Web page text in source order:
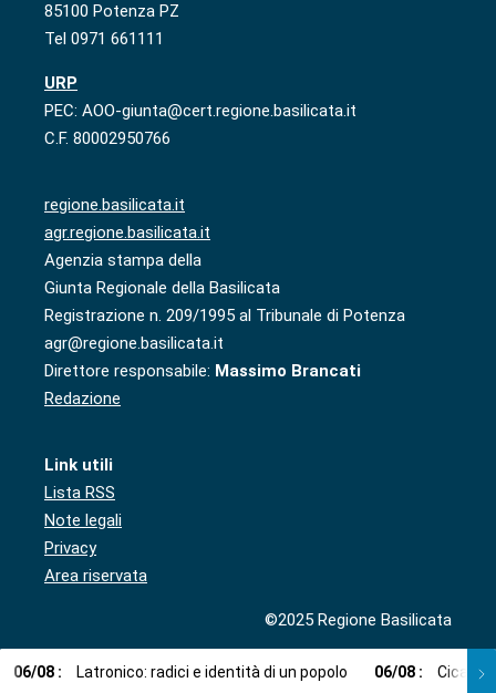
85100 Potenza PZ
Tel 0971 661111
URP
PEC: AOO-giunta@cert.regione.basilicata.it
C.F. 80002950766
regione.basilicata.it
agr.regione.basilicata.it
Agenzia stampa della
Giunta Regionale della Basilicata
Registrazione n. 209/1995 al Tribunale di Potenza
agr@regione.basilicata.it
Direttore responsabile: Massimo Brancati
Redazione
Link utili
Lista RSS
Note legali
Privacy
Area riservata
©2025 Regione Basilicata
06/08 : Latronico: radici e identità di un popolo 06/08 : Cicala: